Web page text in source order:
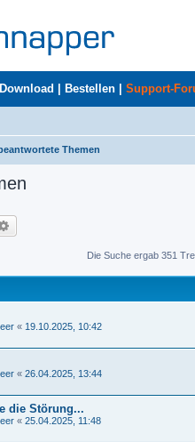
Download Bestellen Support-
Themen
Die Suche ergab 351
« 19.10.2025, 10:42
« 26.04.2025, 13:44
die Störung...
« 25.04.2025, 11:48